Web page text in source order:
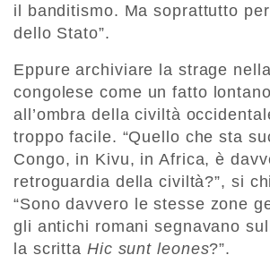
il banditismo. Ma soprattutto per
dello Stato”.
Eppure archiviare la strage
congolese come un fatto
all’ombra della civiltà
troppo facile. “Quello che sta
Congo, in Kivu, in Africa, è
retroguardia della civiltà?”, si
“Sono davvero le stesse zone
gli antichi romani segnavano
la scritta Hic sunt leones?”.